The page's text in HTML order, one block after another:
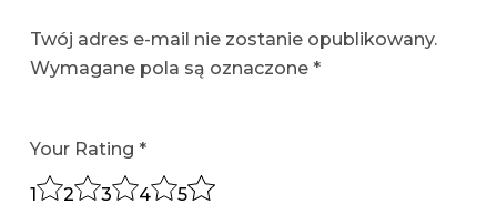
Twój adres e-mail nie zostanie opublikowany.
Wymagane pola są oznaczone *
Your Rating *
1 2 3 4 5